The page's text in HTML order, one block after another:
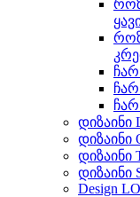
დიზაინი
დიზაინი
დიზაინი
დიზაინი
Design